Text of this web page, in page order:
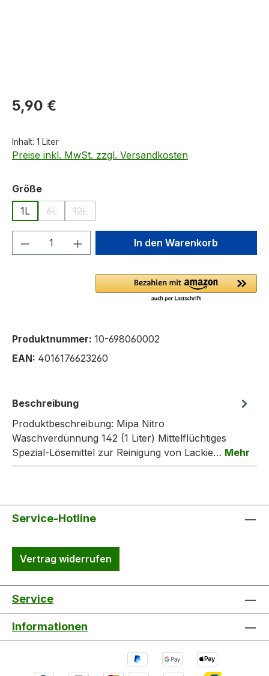
Regulärer Preis:
5,90 €
Inhalt: 1 Liter
Preise inkl. MwSt. zzgl. Versandkosten
Größeauswählen
1L
6L
(Diese Option ist zurzeit nicht verfügbar.)
12L
(Diese Option ist zurzeit nicht verfügbar.)
Produkt Anzahl: Gib denIn den Warenkorb
Produktnummer: 10-698060002
EAN: 4016176623260
Beschreibung
Produktbeschreibung: Mipa Nitro
Waschverdünnung 142 (1 Liter) Mittelflüchtiges
Spezial-Lösemittel zur Reinigung von Lackie… Mehr
Service-Hotline
Vertrag widerrufen
Service
Informationen